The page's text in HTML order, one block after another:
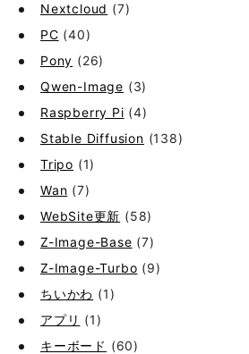
Nextcloud (7)
PC (40)
Pony (26)
Qwen-Image (3)
Raspberry Pi (4)
Stable Diffusion (138)
Tripo (1)
Wan (7)
WebSite更新 (58)
Z-Image-Base (7)
Z-Image-Turbo (9)
ちいかわ (1)
アプリ (1)
キーボード (60)